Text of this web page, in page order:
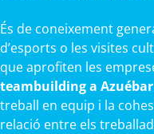
És de coneixement
d’esports o les visites
que aprofiten les
teambuilding a
treball en equip i la
relació entre els